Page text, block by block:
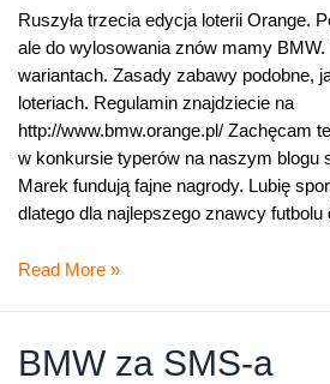
Ruszyła trzecia edycja loterii Orange.
ale do wylosowania znów mamy
wariantach. Zasady zabawy podobne,
loteriach. Regulamin znajdziecie na
http://www.bmw.orange.pl/ Zachęcam
w konkursie typerów na naszym blogu
Marek fundują fajne nagrody. Lubię
dlatego dla najlepszego znawcy futbolu
Zapraszam
typerów
Read More »
BMW za SMS-a